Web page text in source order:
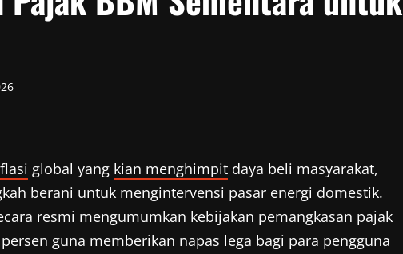
global yang kian menghimpit daya beli masyarakat,
berani untuk mengintervensi pasar energi domestik.
resmi mengumumkan kebijakan pemangkasan pajak
guna memberikan napas lega bagi para pengguna